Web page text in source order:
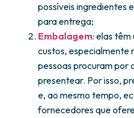
possíveis ingredientes
para entrega;
Embalagem: elas
custos, especialmente
pessoas procuram por
presentear. Por isso,
e, ao mesmo tempo,
fornecedores que